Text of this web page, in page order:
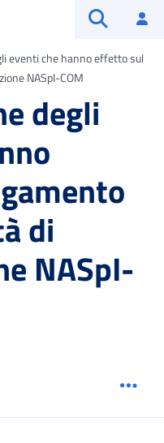
eventi che hanno effetto sul
NASpI-COM
degli
di
NASpI-